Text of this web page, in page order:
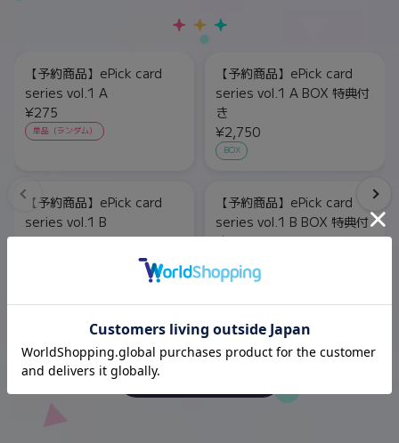
【予約商品】ePick card
series vol.1 A
¥275
単品（ランダム）
【予約商品】ePick card
series vol.1 A BOX 特典付
き
¥2,750
BOX
【予約商品】ePick card
series vol.1 B
¥275
【予約商品】ePick card
series vol.1 B BOX 特典付
き
¥2,750
BOX